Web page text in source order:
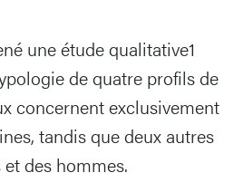
une étude qualitative1
de quatre profils de
concernent exclusivement
tandis que deux autres
des hommes.